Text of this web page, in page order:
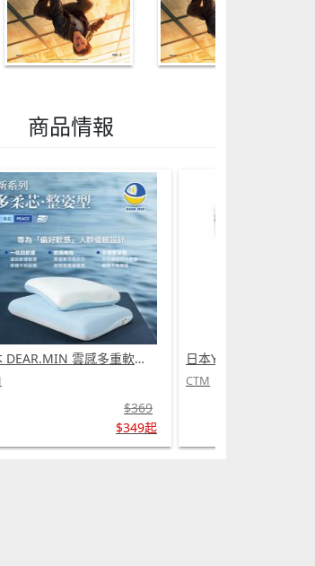
商品情報
日本Yohome 迷你專業級現磨鮮萃奶泡3合1半自動家庭意式咖啡機 (需訂貨)
$999
$739起
CTM